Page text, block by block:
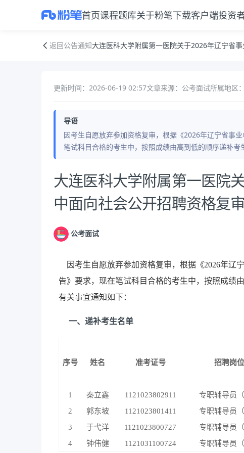
首页课程题库关于粉笔下载客户端投资
返回公告通知大连医科大学附属第一医院关于2026年辽宁省
更新时间：2026-06-19 02:57文章来源：公考面试所属地区
导语
因考生自愿放弃参加资格复审，根据《2026年辽宁省事
笔试科目合格的考生中，按照成绩由高到低的顺序递补
公告正文
大连医科大学附属第一医院
中面向社会公开招聘资格复
公考面试
因考生自愿放弃参加资格复审，根据《2026年辽
告》要求，现在笔试科目合格的考生中，按照成绩
有关事宜通知如下：
一、递补考生名单
序号 姓名 准考证号 招聘岗位
1 秦立鑫 1121023802911 专职辅导员（
2
郭东坡 1121023801411 专职辅导员（
3
于弋洋 1121023800727 专职辅导员（
4
钟伟健 1121031100724 专职辅导员（